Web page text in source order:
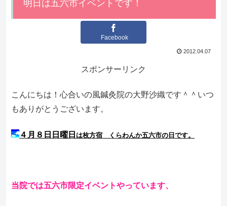
明日は五六市イベントです！
Facebook
2012.04.07
スポンサーリンク
こんにちは！心合いの風鍼灸院の大野沙織です＾＾いつ
もありがとうございます。
４月８日日曜日 は枚方宿 くらわんか五六市の日です。
当院では五六市限定イベントやっています、